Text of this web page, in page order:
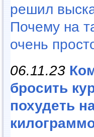
решил
Почему на
очень
06.11.23
бросить
похудеть